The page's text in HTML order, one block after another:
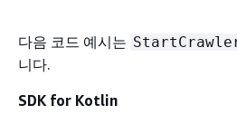
다음 코드 예시는
니다.
SDK for Kotlin